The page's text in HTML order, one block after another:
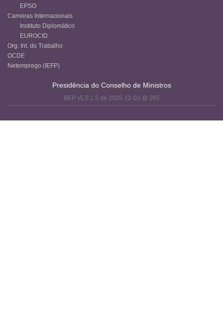
EPSO
Carreiras Internacionais
Instituto Diplomático
EUROCID
Org. Int. do Trabalho
OCDE
Netemprego (IEFP)
Presidência do Conselho de Ministros
BEP v5.0.1.5 de 2025-12-03 @ 265